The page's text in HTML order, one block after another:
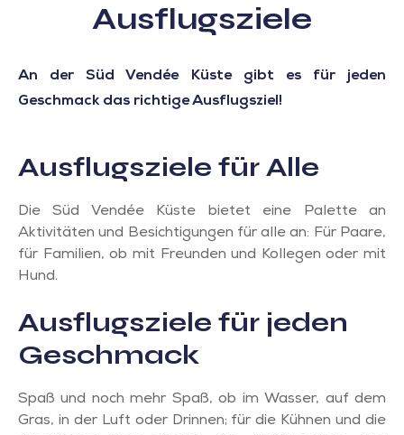
Ausflugsziele
An der Süd Vendée Küste gibt es für jeden
Geschmack das richtige Ausflugsziel!
Ausflugsziele für Alle
Die Süd Vendée Küste bietet eine Palette an
Aktivitäten und Besichtigungen für alle an: Für Paare,
für Familien, ob mit Freunden und Kollegen oder mit
Hund.
Ausflugsziele für jeden
Geschmack
Spaß und noch mehr Spaß, ob im Wasser, auf dem
Gras, in der Luft oder Drinnen; für die Kühnen und die